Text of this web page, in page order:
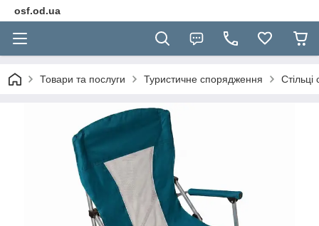
osf.od.ua
Товари та послуги Туристичне спорядження